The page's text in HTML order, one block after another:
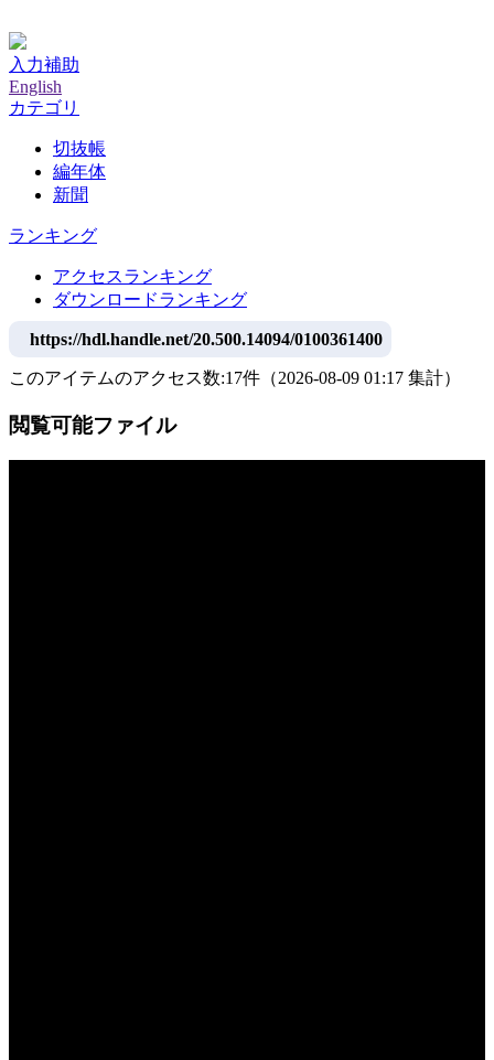
入力補助
English
カテゴリ
切抜帳
編年体
新聞
ランキング
アクセスランキング
ダウンロードランキング
https://hdl.handle.net/20.500.14094/0100361400
このアイテムのアクセス数:17件 （2026-08-09 01:17 集計）
閲覧可能ファイル